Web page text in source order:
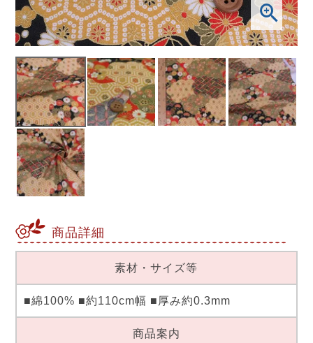
商品詳細
素材・サイズ等
■綿100% ■約110cm幅 ■厚み約0.3mm
商品案内